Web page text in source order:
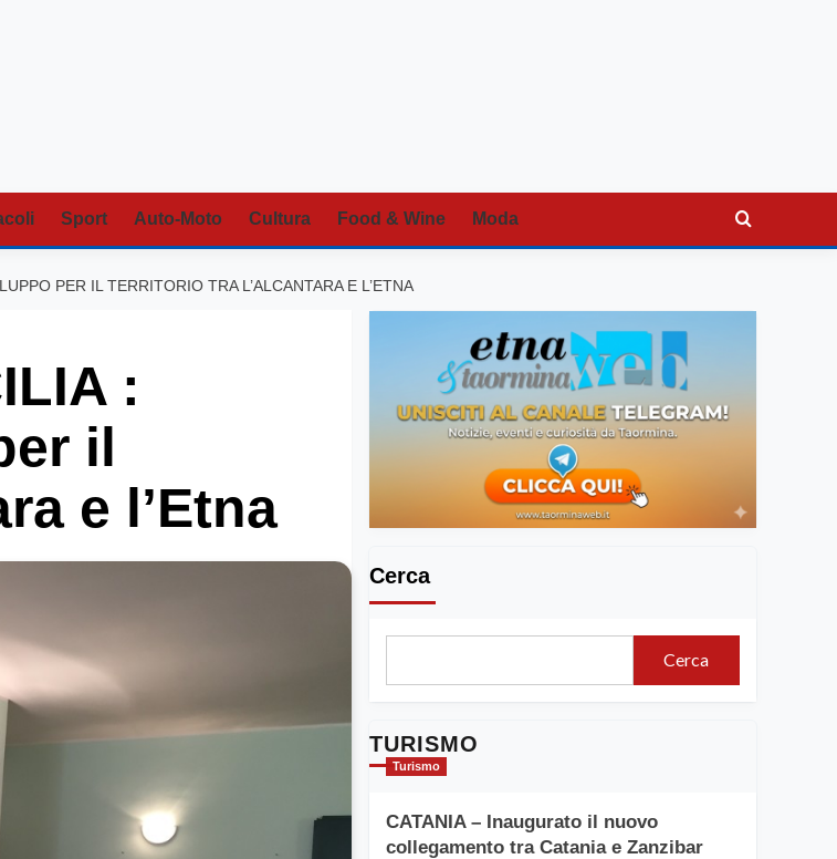
Sport Auto-Moto Cultura Food & Wine Moda
PER IL TERRITORIO TRA L’ALCANTARA E L’ETNA
:
il
e l’Etna
Cerca
Cerca
TURISMO
Turismo
CATANIA – Inaugurato il nuovo
collegamento tra Catania e Zanzibar